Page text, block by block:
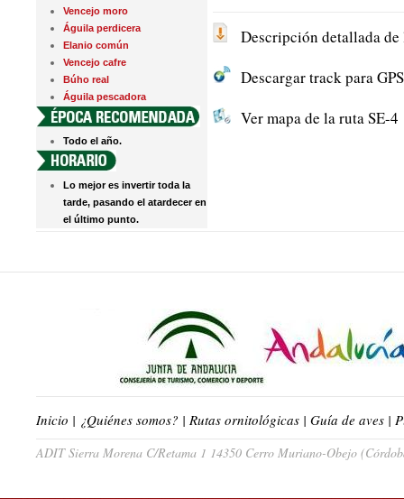
Vencejo moro
Águila perdicera
Elanio común
Vencejo cafre
Búho real
Águila pescadora
Todo el año.
Lo mejor es invertir toda la
tarde, pasando el atardecer en
el último punto.
Descripción detallada de
Descargar track para
Ver mapa de la ruta SE-4
Inicio | ¿Quiénes somos? | Rutas ornitológicas | Guía de aves |
ADIT Sierra Morena C/Retama 1 14350 Cerro Muriano-Obejo